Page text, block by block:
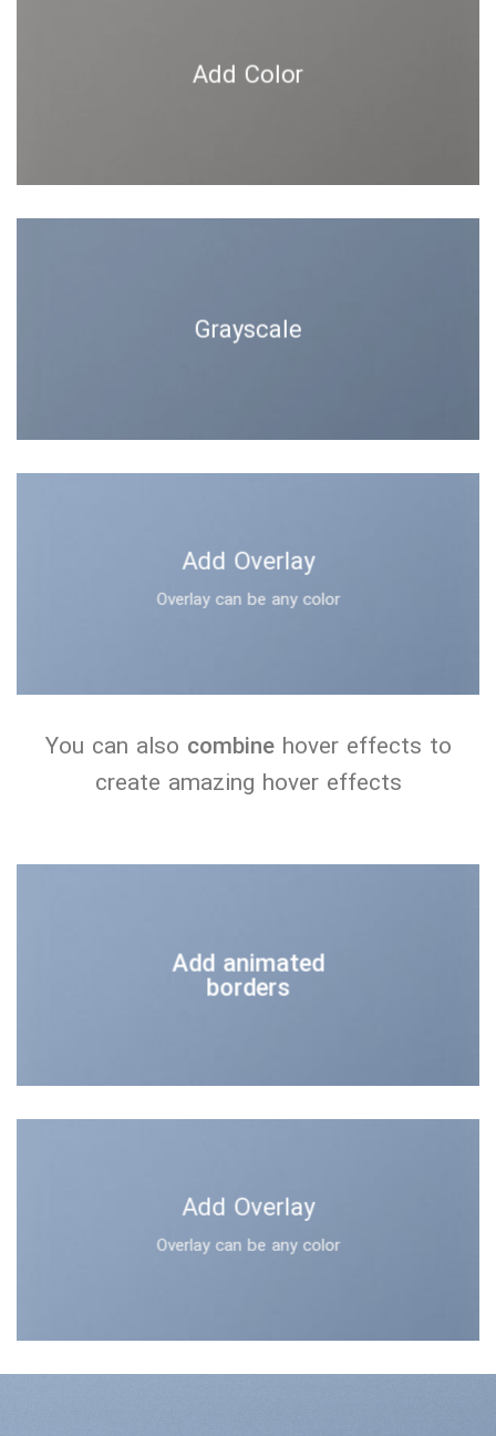
Add Color
Grayscale
Add Overlay
Overlay can be any color
You can also combinehover effects to
create amazing hover effects
Add animated
borders
Add Overlay
Overlay can be any color